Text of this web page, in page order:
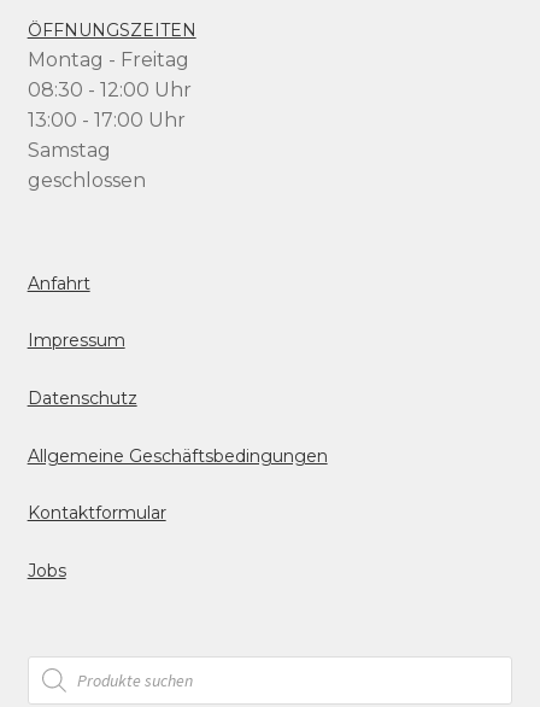
ÖFFNUNGSZEITEN
Montag - Freitag
08:30 - 12:00 Uhr
13:00 - 17:00 Uhr
Samstag
geschlossen
Anfahrt
Impressum
Datenschutz
Allgemeine Geschäftsbedingungen
Kontaktformular
Jobs
Products
search